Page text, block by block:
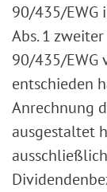
90/435/EWG
Abs. 1
90/435/EWG
entschieden
Anrechnung
ausgestaltet